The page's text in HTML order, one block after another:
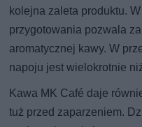
kolejna zaleta produktu.
przygotowania pozwala
aromatycznej kawy. W
napoju jest wielokrotnie
Kawa MK Café daje
tuż przed zaparzeniem.